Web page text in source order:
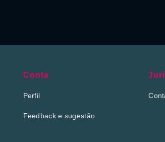
Conta
Perfil
Feedback e sugestão